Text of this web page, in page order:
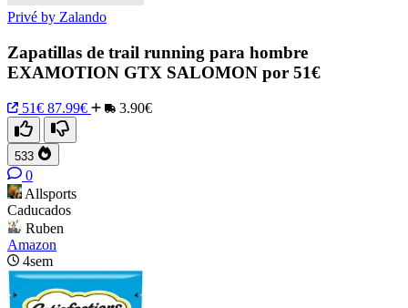
Privé by Zalando
Zapatillas de trail running para hombre
EXAMOTION GTX SALOMON por 51€
51€ 87.99€ 3.90€
533
0
Allsports
Caducados
Ruben
Amazon
4sem